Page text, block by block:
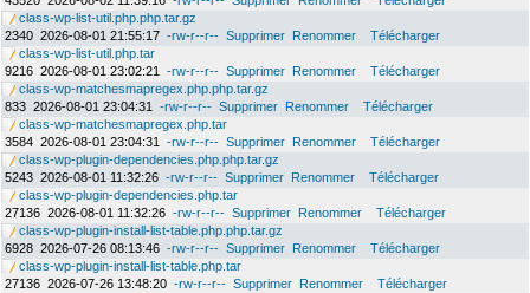
class-wp-list-util.php.php.tar.gz
2340 2026-08-01 21:55:17 -rw-r--r-- Supprimer Renommer
Télécharger
class-wp-list-util.php.tar
9216 2026-08-01 23:02:21 -rw-r--r-- Supprimer Renommer
Télécharger
class-wp-matchesmapregex.php.php.tar.gz
833 2026-08-01 23:04:31 -rw-r--r-- Supprimer Renommer
Télécharger
class-wp-matchesmapregex.php.tar
3584 2026-08-01 23:04:31 -rw-r--r-- Supprimer Renommer
Télécharger
class-wp-plugin-dependencies.php.php.tar.gz
5243 2026-08-01 11:32:26 -rw-r--r-- Supprimer Renommer
Télécharger
class-wp-plugin-dependencies.php.tar
27136 2026-08-01 11:32:26 -rw-r--r-- Supprimer Renommer
Télécharger
class-wp-plugin-install-list-table.php.php.tar.gz
6928 2026-07-26 08:13:46 -rw-r--r-- Supprimer Renommer
Télécharger
class-wp-plugin-install-list-table.php.tar
27136 2026-07-26 13:48:20 -rw-r--r-- Supprimer Renommer
Télécharger